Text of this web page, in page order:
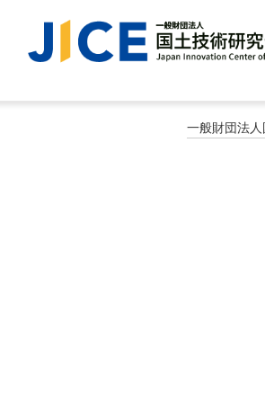
一般財団法